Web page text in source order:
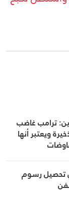
ترامب غاضب
ويعتبر أنها
رسوم